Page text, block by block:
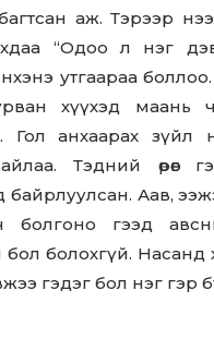
аж. Тэрээр
“Одоо л нэг
утгаараа
хүүхэд маань
Гол анхаарах зүйл
Тэдний өрөөг
байрлуулсан. Аав,
болгоно гээд
бол болохгүй. Насанд
гэдэг бол нэг гэр